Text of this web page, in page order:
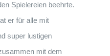
Spielereien beehrte.
er für alle mit
super lustigen
mit dem